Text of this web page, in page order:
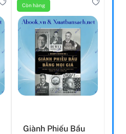
Còn hàng
Giành Phiếu Bầu